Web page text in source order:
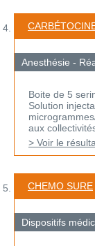
Anesthésie -
Boite de 5
Solution
aux
> Voir le
CHEMO SURE
Dispositifs